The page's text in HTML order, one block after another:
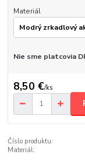
Materiál
Nie sme platcovia
8,50 €/ks
Číslo produktu:
Materiál: